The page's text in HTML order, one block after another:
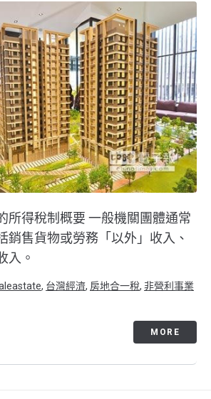
所得稅制概要 一般機關團體通常
銷售貨物或勞務「以外」收入、
入。
, 台灣經濟, 房地合一稅, 非營利事業
MORE